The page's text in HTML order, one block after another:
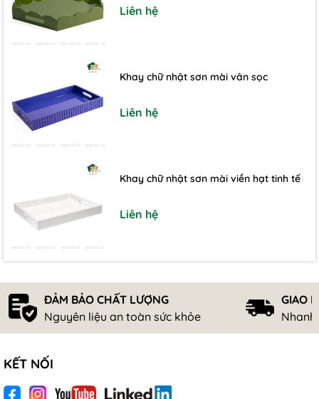
Liên hệ
Khay chữ nhật sơn mài vân sọc
Liên hệ
Khay chữ nhật sơn mài viền hạt tinh tế
Liên hệ
ĐẢM BẢO CHẤT LƯỢNG
Nguyên liệu an toàn sức khỏe
GIAO
KẾT NỐI